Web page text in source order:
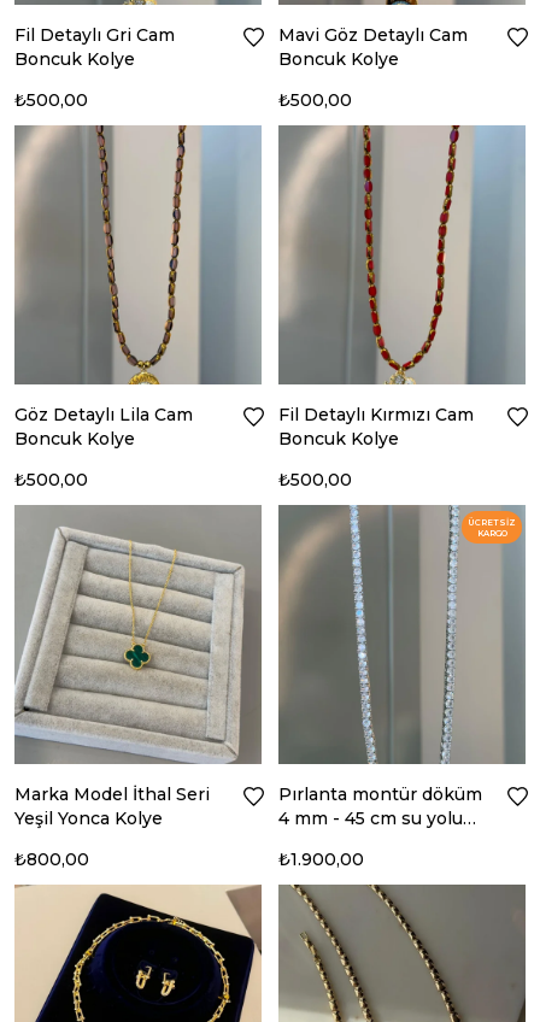
Fil Detaylı Gri Cam
Boncuk Kolye
₺500,00
Mavi Göz Detaylı Cam
Boncuk Kolye
₺500,00
Göz Detaylı Lila Cam
Boncuk Kolye
₺500,00
Fil Detaylı Kırmızı Cam
Boncuk Kolye
₺500,00
Marka Model İthal Seri
Yeşil Yonca Kolye
₺800,00
Pırlanta montür döküm
4 mm - 45 cm su yolu
₺1.900,00
ÜCRETSIZ
KARGO